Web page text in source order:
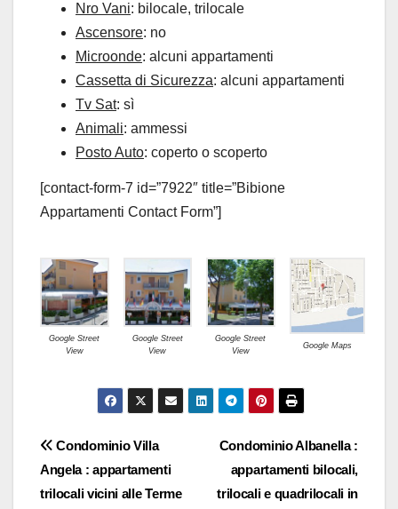
Nro Vani: bilocale, trilocale
Ascensore: no
Microonde: alcuni appartamenti
Cassetta di Sicurezza: alcuni appartamenti
Tv Sat: sì
Animali: ammessi
Posto Auto: coperto o scoperto
[contact-form-7 id=”7922″ title=”Bibione
Appartamenti Contact Form”]
Google Street
View
Google Street
View
Google Street
View
Google Maps
Navigazione
articoli
Condominio Albanella :
appartamenti bilocali,
trilocali e quadrilocali in
Condominio Villa
Angela : appartamenti
trilocali vicini alle Terme